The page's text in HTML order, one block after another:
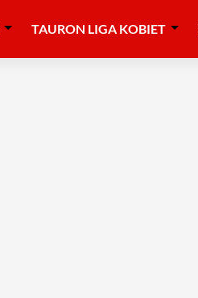
TAURON LIGA KOBIET